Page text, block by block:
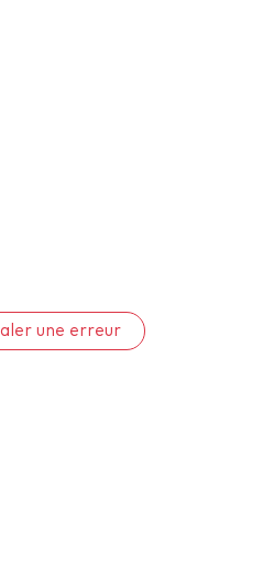
une erreur